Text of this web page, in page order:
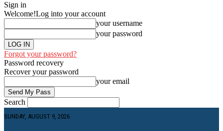
Sign in
Welcome!Log into your account
your username
your password
Forgot your password?
Password recovery
Recover your password
your email
Search
SUNDAY, AUGUST 9, 2026